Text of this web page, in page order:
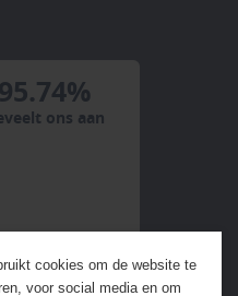
95.74%
ons aan
next
cookies om de website te
voor social media en om